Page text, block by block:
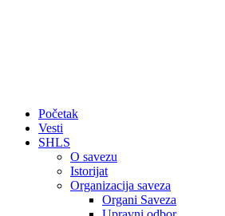
Početak
Vesti
SHLS
O savezu
Istorijat
Organizacija saveza
Organi Saveza